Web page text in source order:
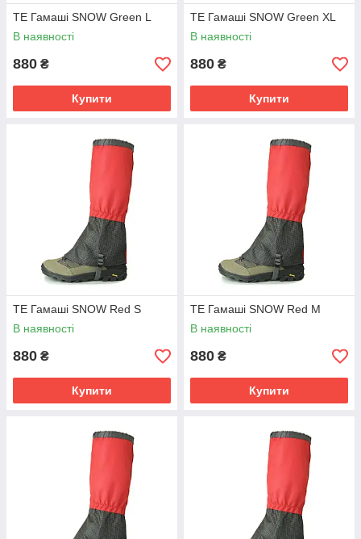
TE Гамаші SNOW Green L
В наявності
880 ₴
Купити
TE Гамаші SNOW Green XL
В наявності
880 ₴
Купити
TE Гамаші SNOW Red S
В наявності
880 ₴
Купити
TE Гамаші SNOW Red M
В наявності
880 ₴
Купити